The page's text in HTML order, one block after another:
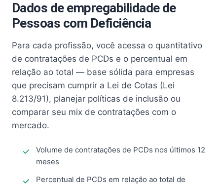
Dados de empregabilidade de
Pessoas com Deficiência
Para cada profissão, você acessa o quantitativo
de contratações de PCDs e o percentual em
relação ao total — base sólida para empresas
que precisam cumprir a Lei de Cotas (Lei
8.213/91), planejar políticas de inclusão ou
comparar seu mix de contratações com o
mercado.
Volume de contratações de PCDs nos últimos 12
meses
Percentual de PCDs em relação ao total de